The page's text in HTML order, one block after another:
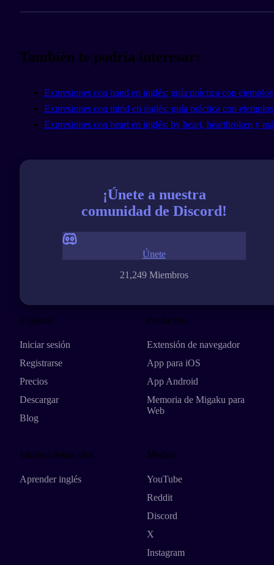
También te podría interesar:
Expresiones con hand en inglés: guía práctica con ejemplos
Expresiones con mind en inglés: guía práctica con ejemplos
Expresiones con heart en inglés: by heart, heartbroken y
¡Únete a nuestra
comunidad de Discord!
21,249 Miembros
Únete
Explorar
Iniciar sesión
Registrarse
Precios
Descargar
Blog
Productos
Extensión de navegador
App para iOS
App Android
Memoria de Migaku para
Web
Idiomas destacados
Aprender inglés
Medios
YouTube
Reddit
Discord
X
Instagram